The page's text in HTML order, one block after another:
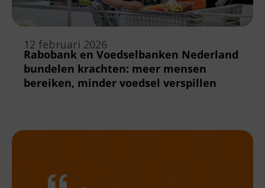
12 februari 2026
Rabobank en Voedselbanken Nederland
bundelen krachten: meer mensen
bereiken, minder voedsel verspillen